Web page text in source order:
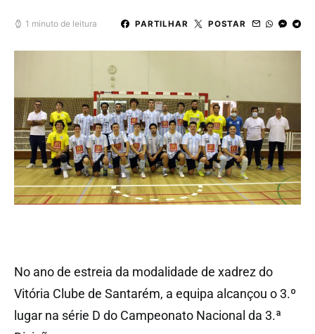
1 minuto de leitura PARTILHAR POSTAR
No ano de estreia da modalidade de xadrez do
Vitória Clube de Santarém, a equipa alcançou o 3.º
lugar na série D do Campeonato Nacional da 3.ª